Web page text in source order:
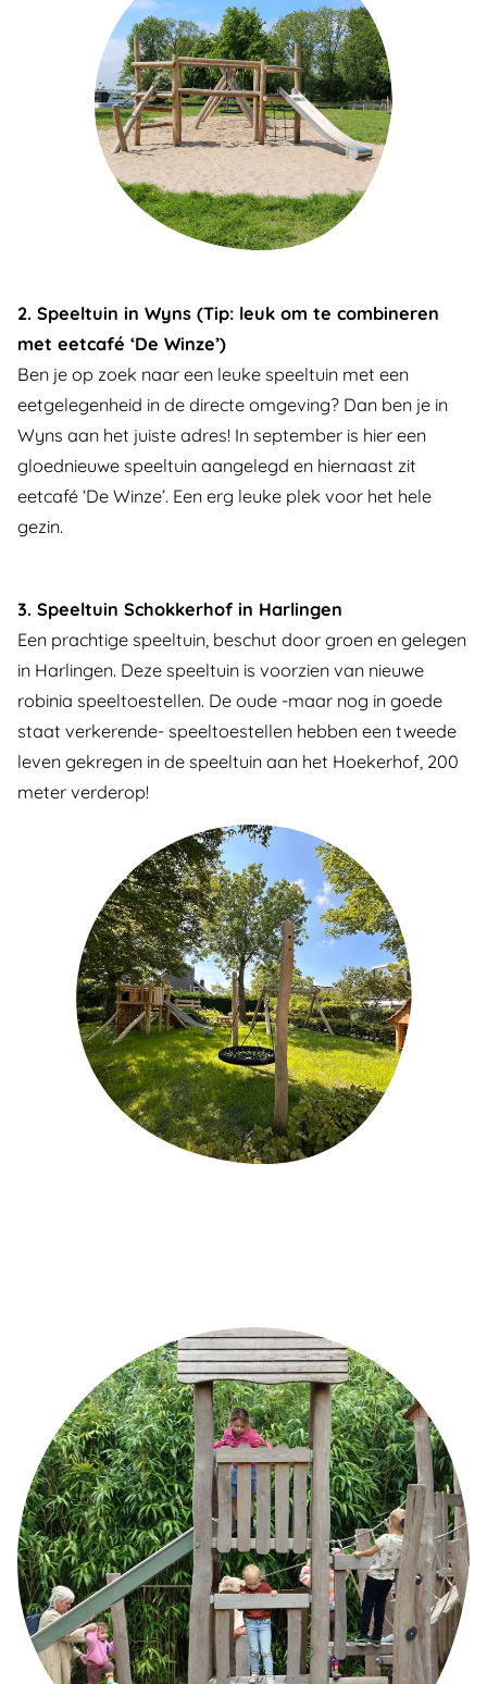
2. Speeltuin in Wyns (Tip: leuk om te combineren
met eetcafé ‘De Winze’)
Ben je op zoek naar een leuke speeltuin met een
eetgelegenheid in de directe omgeving? Dan ben je in
Wyns aan het juiste adres! In september is hier een
gloednieuwe speeltuin aangelegd en hiernaast zit
eetcafé ‘De Winze’. Een erg leuke plek voor het hele
gezin.
3. Speeltuin Schokkerhof in Harlingen
Een prachtige speeltuin, beschut door groen en gelegen
in Harlingen. Deze speeltuin is voorzien van nieuwe
robinia speeltoestellen. De oude -maar nog in goede
staat verkerende- speeltoestellen hebben een tweede
leven gekregen in de speeltuin aan het Hoekerhof, 200
meter verderop!